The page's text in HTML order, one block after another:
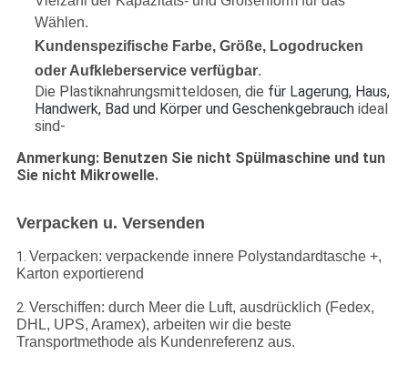
Wählen.
Kundenspezifische Farbe, Größe, Logodrucken
oder Aufkleberservice verfügbar.
Die Plastiknahrungsmitteldosen, die für Lagerung, Haus,
Handwerk, Bad und Körper und Geschenkgebrauchideal
sind-
Anmerkung: Benutzen Sie nicht Spülmaschine und tun
Sie nicht Mikrowelle.
Verpacken u. Versenden
1. Verpacken: verpackende innere Polystandardtasche +,
Karton exportierend
2. Verschiffen: durch Meer die Luft, ausdrücklich (Fedex,
DHL, UPS, Aramex), arbeiten wir die beste
Transportmethode als Kundenreferenz aus.